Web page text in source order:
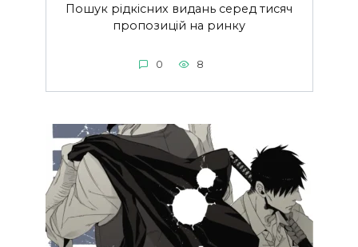
Пошук рідкісних видань серед тисяч
пропозицій на ринку
0 8